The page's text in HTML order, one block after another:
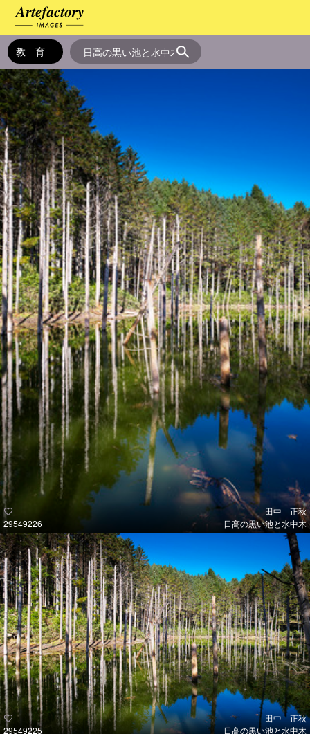
29549226
田中 正秋
日高の黒い池と水中木
29549225
田中 正秋
日高の黒い池と水中木